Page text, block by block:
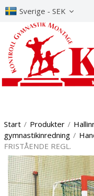
Sverige - SEK
Start / Produkter /
gymnastikinredning /
FRISTÅENDE REGL.